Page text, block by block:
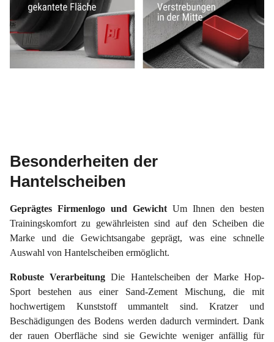
Besonderheiten der
Hantelscheiben
Geprägtes Firmenlogo und Gewicht Um Ihnen den besten
Trainingskomfort zu gewährleisten sind auf den Scheiben die
Marke und die Gewichtsangabe geprägt, was eine schnelle
Auswahl von Hantelscheiben ermöglicht.
Robuste VerarbeitungDie Hantelscheiben der Marke Hop-
Sport bestehen aus einer Sand-Zement Mischung, die mit
hochwertigem Kunststoff ummantelt sind. Kratzer und
Beschädigungen des Bodens werden dadurch vermindert. Dank
der rauen Oberfläche sind sie Gewichte weniger anfällig für